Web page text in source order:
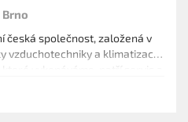
česká společnost, založená v
vzduchotechniky a klimatizací
vytápění, větrání, vlhčení
Spolupracujeme s mnoha